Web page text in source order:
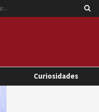
Curiosidades